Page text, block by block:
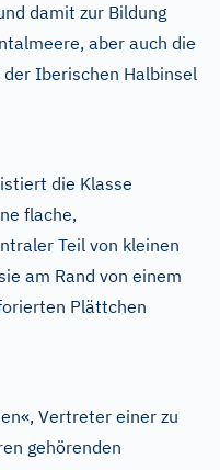
damit zur Bildung
aber auch die
Iberischen Halbinsel
die Klasse
flache,
Teil von kleinen
am Rand von einem
Plättchen
Vertreter einer zu
gehörenden